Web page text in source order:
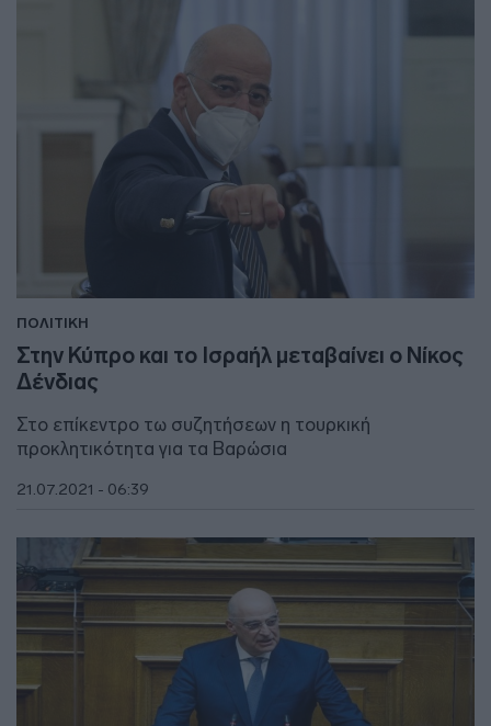
ΠΟΛΙΤΙΚΗ
Στην Κύπρο και το Ισραήλ μεταβαίνει ο Νίκος
Δένδιας
Στο επίκεντρο τω συζητήσεων η τουρκική
προκλητικότητα για τα Βαρώσια
21.07.2021 - 06:39